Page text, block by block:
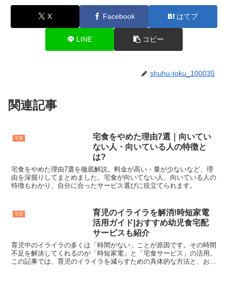
X Facebook はてブ
LINE コピー
shuhu-toku_100035
関連記事
宅食
宅食をやめた理由7選｜向いてい
ない人・向いている人の特徴と
は?
宅食をやめた理由7選を徹底解説。料金が高い・量が少ないなど、理
由を深掘りしてまとめました。宅食が向いてない人、向いている人の
特徴もわかり、自分に合ったサービス選びに役立てられます。
宅食
育児のイライラを解消!時短家電
活用ガイド|おすすめ幼児食宅配
サービスも紹介
育児中のイライラの多くは「時間がない」ことが原因です。その時間
不足を解決してくれるのが「時短家電」と「宅食サービス」の活用。
この記事では、育児のイライラを減らすための具体的な方法と、おす